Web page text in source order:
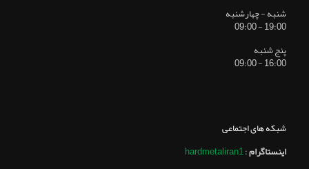
شنبه - چهارشنبه
19:00 - 09:00
پنج شنبه
16:00 - 09:00
شبکه های اجتماعی
اینستاگرام:
hardmetaliran1